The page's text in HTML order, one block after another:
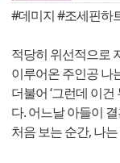
#데미지 #조세핀하
적당히 위선적으로
이루어온 주인공 나
더불어 ‘그런데 이
다. 어느날 아들이
처음 보는 순간, 나